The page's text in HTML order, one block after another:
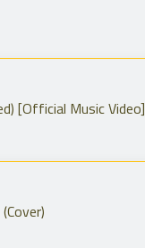
[Official Music Video]